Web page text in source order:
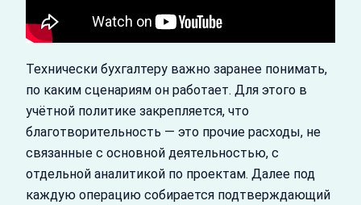
Технически бухгалтеру важно заранее понимать,
по каким сценариям он работает. Для этого в
учётной политике закрепляется, что
благотворительность — это прочие расходы, не
связанные с основной деятельностью, с
отдельной аналитикой по проектам. Далее под
каждую операцию собирается подтверждающий